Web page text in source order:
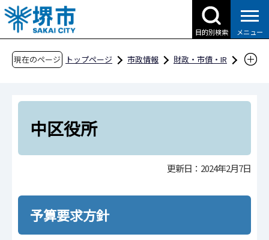
こ
の
ペ
目的別検索 メニュー
現在のページ トップページ 市政情報
財政・市債・IR
令和6年度当初予算
一般会計
組織（局・区）別の予算要求概要と予算編成過
程
中区役所
中区役所
更新日：2024年2月7日
予算要求方針